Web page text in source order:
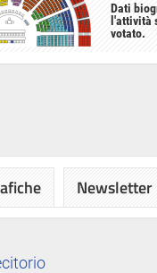
Dati
l'attività
votato.
Newsletter